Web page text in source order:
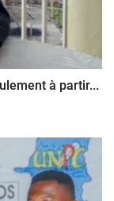
à partir...